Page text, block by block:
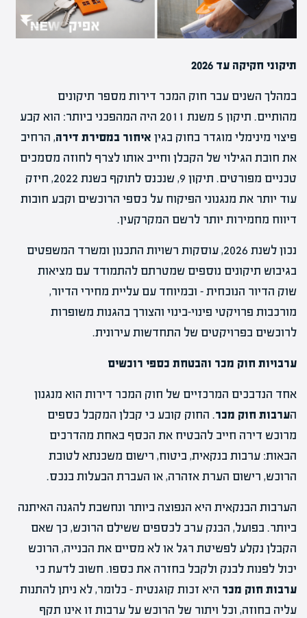
תיקוני חקיקה עד 2026
במהלך השנים עבר חוק המכר דירות מספר תיקונים
מהותיים. תיקון 5 משנת 2011 היה המהפכני ביותר: הוא קבע
פיצוי מינימלי מוגדר בחוק בגין איחור במסירת דירה, הרחיב
את חובת הגילוי של הקבלן וחייב אותו לצרף לחוזה מסמכים
טכניים מפורטים. תיקון 9, שנכנס לתוקף בשנת 2022, חיזק
עוד יותר את מנגנוני הפיקוח על כספי הרוכשים וקבע חובות
דיווח מחמירות יותר לרשם המקרקעין.
נכון לשנת 2026, עוסקות רשויות התכנון ומשרד המשפטים
בגיבוש תיקונים נוספים שמטרתם להתמודד עם מציאות
שוק הדיור הנוכחית – ובמיוחד עם עליית מחירי הדיור,
מורכבות פרויקטי פינוי-בינוי והצורך בהגנות משופרות
לרוכשים בפרויקטים של התחדשות עירונית.
ערבויות חוק מכר והבטחת כספי רוכשים
אחד הנדבכים המרכזיים של חוק המכר דירות הוא מנגנון
הערבות חוק מכר. החוק קובע כי קבלן המקבל כספים
מרוכש דירה חייב להבטיח את הכסף באחת מהדרכים
הבאות: ערבות בנקאית, ביטוח, רישום משכנתא לטובת
הרוכש, רישום הערת אזהרה, או העברת הבעלות בנכס.
הערבות הבנקאית היא הנפוצה ביותר ונחשבת להגנה האיתנה
ביותר. בפועל, הבנק ערב לכספים ששילם הרוכש, כך שאם
הקבלן נקלע לפשיטת רגל או לא מסיים את הבנייה, הרוכש
יכול לפנות לבנק ולקבל בחזרה את כספו. חשוב לדעת כי
ערבות חוק מכר היא זכות קוגנטית – כלומר, לא ניתן להתנות
עליה בחוזה, וכל ויתור של הרוכש על ערבות זו אינו תקף